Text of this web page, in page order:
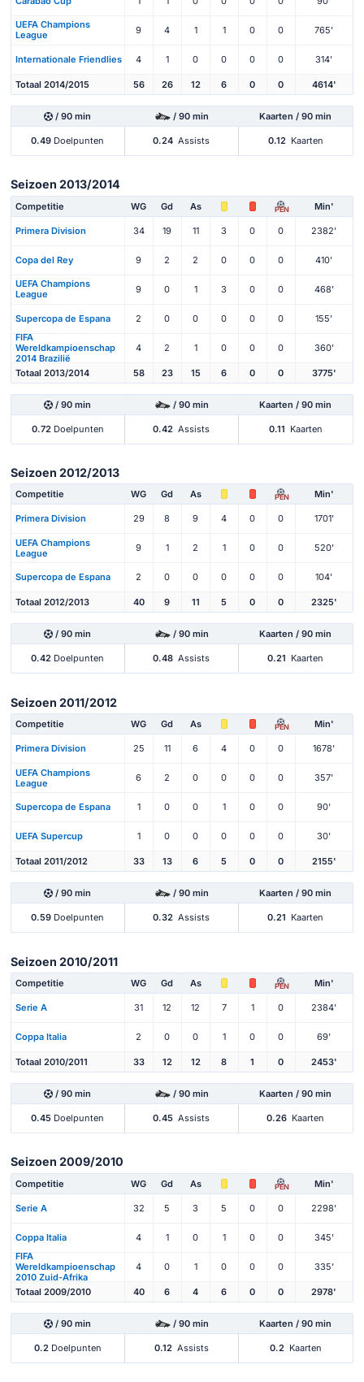
UEFA Champions
League
9 4 1 1 0 0 765'
Internationale Friendlies 4 1 0 0 0 0 314'
Totaal 2014/2015 56 26 12 6 0 0 4614'
/ 90 min / 90 min Kaarten / 90 min
0.49 Doelpunten 0.24 Assists 0.12 Kaarten
Seizoen 2013/2014
Competitie WG Gd As PEN Min'
Primera Division 34 19 11 3 0 0 2382'
Copa del Rey 9 2 2 0 0 0 410'
UEFA Champions
League
9 0 1 3 0 0 468'
Supercopa de Espana 2 0 0 0 0 0
155'
FIFA
Wereldkampioenschap
2014 Brazilië
4 2 1 0 0 0 360'
Totaal 2013/2014 58 23 15 6 0 0 3775'
/ 90 min / 90 min Kaarten / 90 min
0.72 Doelpunten 0.42 Assists 0.11 Kaarten
Seizoen 2012/2013
Competitie WG Gd As PEN Min'
Primera Division 29 8 9 4 0 0 1701'
UEFA Champions
League
9 1 2 1 0 0 520'
Supercopa de Espana 2 0 0 0 0 0 104'
Totaal 2012/2013 40 9 11 5 0 0 2325'
/ 90 min / 90 min Kaarten / 90 min
0.42 Doelpunten 0.48 Assists 0.21 Kaarten
Seizoen 2011/2012
Competitie WG Gd As PEN Min'
Primera Division 25 11 6 4 0 0 1678'
UEFA Champions
League
6 2 0 0 0 0 357'
Supercopa de Espana 1 0 0 1 0 0 90'
UEFA Supercup 1 0 0 0 0 0 30'
Totaal 2011/2012 33 13 6 5 0 0 2155'
/ 90 min / 90 min Kaarten / 90 min
0.59 Doelpunten 0.32 Assists 0.21 Kaarten
Seizoen 2010/2011
Competitie WG Gd As PEN Min'
Serie A 31 12 12 7 1 0 2384'
Coppa Italia 2 0 0 1 0 0 69'
Totaal 2010/2011 33 12 12 8 1 0 2453'
/ 90 min / 90 min Kaarten / 90 min
0.45 Doelpunten 0.45 Assists 0.26 Kaarten
Seizoen 2009/2010
Competitie WG Gd As PEN Min'
Serie A 32 5 3 5 0 0 2298'
Coppa Italia 4 1 0 1 0 0
345'
FIFA
Wereldkampioenschap
2010 Zuid-Afrika
4 0 1 0 0 0 335'
Totaal 2009/2010 40 6 4 6 0 0 2978'
/ 90 min / 90 min Kaarten / 90 min
0.2 Doelpunten 0.12 Assists 0.2 Kaarten